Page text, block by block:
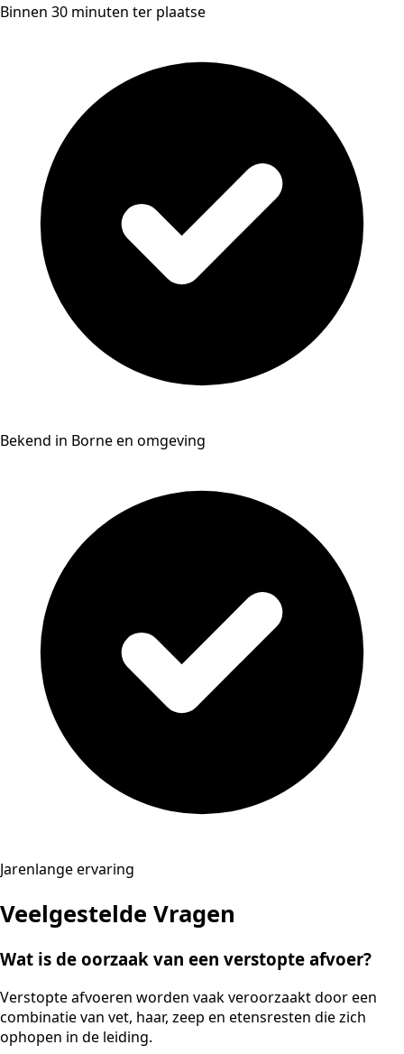
Binnen 30 minuten ter plaatse
Bekend in Borne en omgeving
Jarenlange ervaring
Veelgestelde Vragen
Wat is de oorzaak van een verstopte afvoer?
Verstopte afvoeren worden vaak veroorzaakt door een
combinatie van vet, haar, zeep en etensresten die zich
ophopen in de leiding.